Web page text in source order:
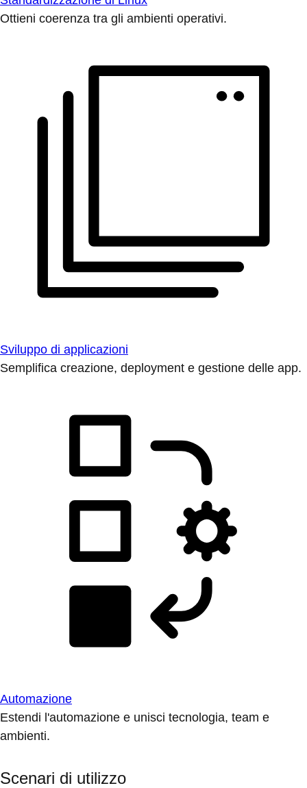
Ottieni coerenza tra gli ambienti operativi.
Sviluppo di applicazioni
Semplifica creazione, deployment e gestione delle app.
Automazione
Estendi l'automazione e unisci tecnologia, team e
ambienti.
Scenari di utilizzo